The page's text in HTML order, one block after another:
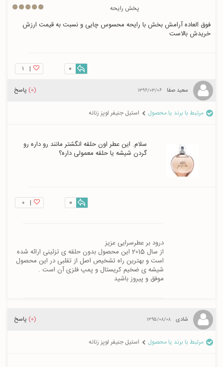
پخش رایحه
خریدش بالاست
| ۱ 0
سعید صفا ۱۳۹۶/۰۳/۰۶ (0) پاسخ
مرتبط با برند یا محصول استیل جنیفر لوپز زنانه
سلام. این عطر اون حلقه انگشتر مانند رو داره رو
گردن شیشه یا حلقه معمولی داره؟
| ۰ 0
موفق و پیروز باشید
شادی ۱۳۹۵/۰۸/۰۸ (0) پاسخ
مرتبط با برند یا محصول استیل جنیفر لوپز زنانه